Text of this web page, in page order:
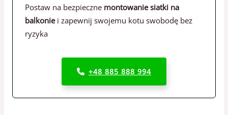
Postaw na bezpieczne montowanie siatki na
balkoniei zapewnij swojemu kotu swobodę bez
ryzyka
+48 885 888 994